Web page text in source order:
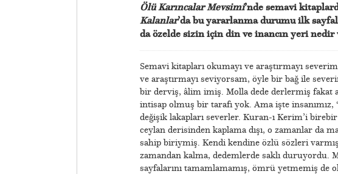
Ölü Karıncalar Mevsimi’nde semavi
Kalanlar’da bu yararlanma durumu ilk
da özelde sizin için din ve inancın yeri nedir
Semavi kitapları okumayı ve araştırmayı
ve araştırmayı seviyorsam, öyle bir bağ ile
bir derviş, âlim imiş. Molla dede derlermiş
intisap olmuş bir tarafı yok. Ama işte
değişik lakapları severler. Kuran-ı Kerim’i
ceylan derisinden kaplama dışı, o zamanlar da
sahip biriymiş. Kendi kendine özlü sözleri
zamandan kalma, dedemlerde saklı duruyordu.
sayfalarını tamamlamamış, ömrü yetmemiş de